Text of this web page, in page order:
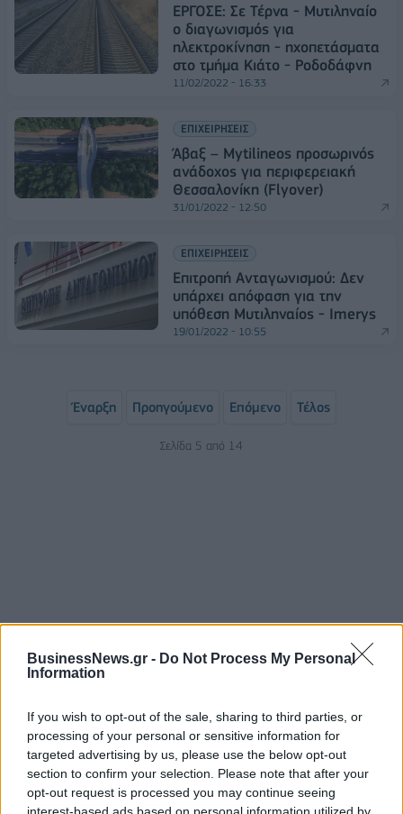
BusinessNews.gr - Do Not Process My Personal
Information
If you wish to opt-out of the sale, sharing to third parties, or
processing of your personal or sensitive information for
targeted advertising by us, please use the below opt-out
section to confirm your selection. Please note that after your
opt-out request is processed you may continue seeing
interest-based ads based on personal information utilized by
ΕΡΓΟΣΕ: Σε Τέρνα - Μυτιληναίο
ο διαγωνισμός για
ηλεκτροκίνηση - ηχοπετάσματα
στο τμήμα Κιάτο - Ροδοδάφνη
11/02/2022 - 16:33
ΕΠΙΧΕΙΡΗΣΕΙΣ
Άβαξ – Mytilineos προσωρινός
ανάδοχος για περιφερειακή
Θεσσαλονίκη (Flyover)
31/01/2022 - 12:50
ΕΠΙΧΕΙΡΗΣΕΙΣ
Επιτροπή Ανταγωνισμού: Δεν
υπάρχει απόφαση για την
υπόθεση Μυτιληναίος - Imerys
19/01/2022 - 10:55
Έναρξη Προηγούμενο Επόμενο Τέλος
Σελίδα 5 από 14
ΡΟΗ ΕΙΔΗΣΕΩΝ
ΥΠΑΑΤ: Επιπλέον 12,5 εκατ. ευρώ στις Περιφέρειες
για την ενίσχυση της βιοασφάλειας
07/08/2026 - 17:02 ΟΙΚΟΝΟΜΙΑ
Deloitte Ελλάδος: Χρηματοοικονομικός σύμβουλος